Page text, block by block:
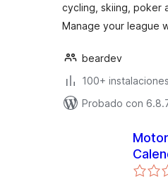
cycling, skiing, poker
Manage your league
beardev
100+
Probado con